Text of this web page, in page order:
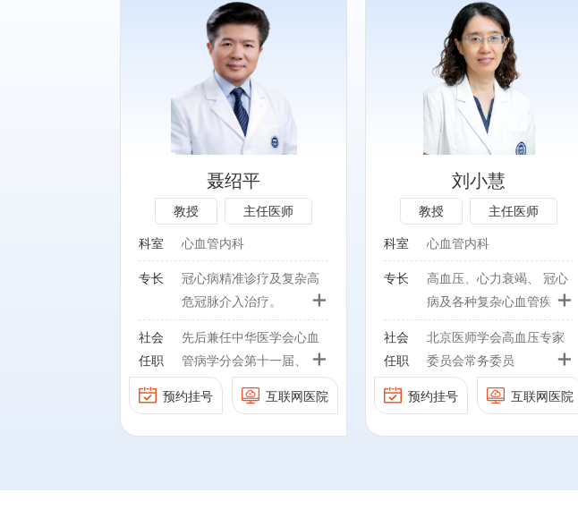
聂绍平
教授 主任医师
科室 心血管内科
专长
冠心病精准诊疗及复杂高
危冠脉介入治疗。
+
社会
任职
先后兼任中华医学会心血
管病学分会第十一届、十
二届全国委员暨肺血管病
学组组长；中国医师协会
+
预约挂号 互联网医院
旋磨导师团主
刘小慧
教授 主任医师
科室 心血管内科
专长
高血压、心力衰竭、 冠心
病及各种复杂心血管疾病
的诊治。
+
社会
任职
北京医师学会高血压专家
委员会常务委员
中国老年保健医学研究会
高血压防治分会副主任委
+
预约挂号 互联网医院
专长：
高血压、心力衰竭、 冠心
病及各种复杂心血管疾病的
诊治。
北京医师学会高血压专家委
员会常务委员
中国老年保健医学研究会高
血压防治分会副主任委员
北京医师协会理事
中国药学会伦理学研究专业
委员会委员
中国心脏学会委员
北京心脏病学会监事长
第8、9届中华医学会心血
专长：
复杂冠心病、瓣膜性心脏病
及先天性心脏病等心血管疾
病的介入治疗。
社会任职：
目前担任：
中华医学会心血管病学分会
介入心脏病学组委员；
北京医学会心血管病专业委
北京市医师协会心血管内科
专科医师分会常务理事；
首都医科大学心血管病学系
副主任；
中国医疗保健国际交流促进